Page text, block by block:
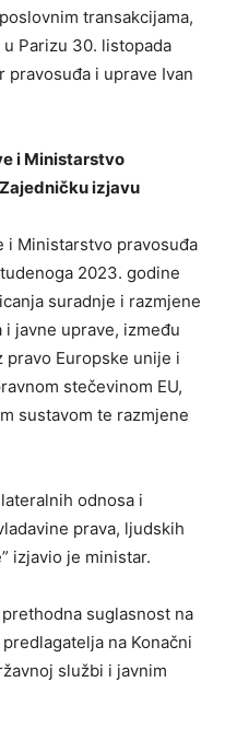
transakcijama,
Parizu 30. listopada
pravosuđa i uprave Ivan
i Ministarstvo
izjavu
i Ministarstvo pravosuđa
2023. godine
suradnje i razmjene
javne uprave, između
pravo Europske unije i
stečevinom EU,
sustavom te razmjene
odnosa i
prava, ljudskih
izjavio je ministar.
suglasnost na
na Konačni
službi i javnim